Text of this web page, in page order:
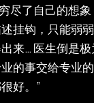
尽了自己的想
挂钩，只能弱
来… 医生倒是
的事交给专业
好。”